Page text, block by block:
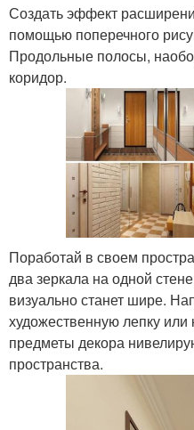
Создать эффект
помощью поперечного
Продольные полосы,
коридор.
Поработай в своем
два зеркала на одной
визуально станет шире.
художественную лепку или
предметы декора
пространства.